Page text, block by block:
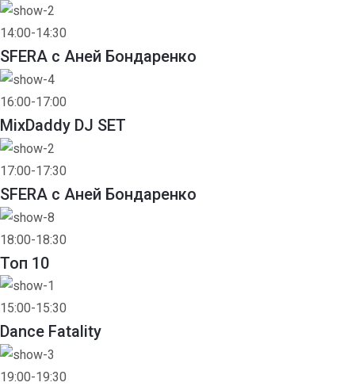
14:00-14:30
SFERA с Аней Бондаренко
16:00-17:00
MixDaddy DJ SET
17:00-17:30
SFERA с Аней Бондаренко
18:00-18:30
Toп 10
15:00-15:30
Dance Fatality
19:00-19:30